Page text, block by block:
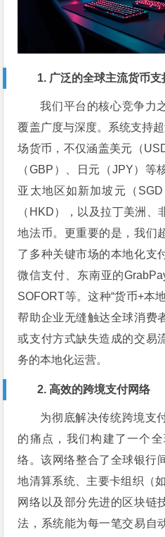
1. 广泛的全球主流货币支
我们平台的核心竞争力
覆盖广度与深度。系统支持
场货币，不仅涵盖美元（
（GBP）、日元（JPY）等
亚太地区如新加坡元（
（HKD），以及拉丁美洲
地法币。更重要的是，我们
了多种关键市场的本地化支
微信支付、东南亚的
SOFORT等。这种“货币+本
帮助企业无缝触达全球消费
或支付方式缺失造成的交易
务的本地化运营。
2. 高效的跨境支付网络
为彻底解决传统跨境支
的痛点，我们构建了一个
络。该网络整合了全球银行
地清算系统、主要卡组织（
网络以及部分先进的区块链
法，系统能为每一笔交易自